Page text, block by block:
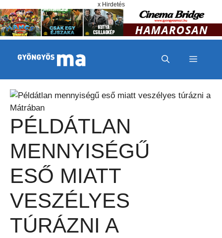
x Hirdetés
MENÜ
PÉLDÁTLAN
MENNYISÉGŰ
ESŐ MIATT
VESZÉLYES
TÚRÁZNI A